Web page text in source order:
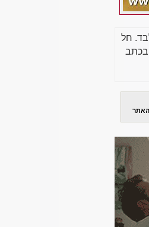
חל
בכתב
האתר